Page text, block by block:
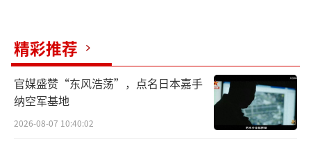
精彩推荐
官媒盛赞“东风浩荡”，点名日本嘉手
纳空军基地
2026-08-07 10:40:02